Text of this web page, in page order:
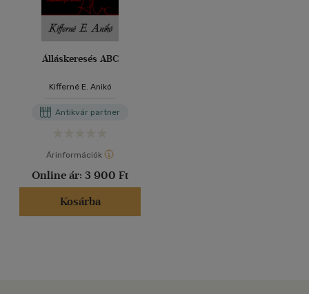
Álláskeresés ABC
Kifferné E. Anikó
Antikvár partner
Árinformációk
Online ár: 3 900 Ft
Kosárba